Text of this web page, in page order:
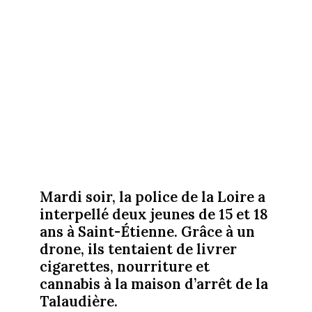
Mardi soir, la police de la Loire a
interpellé deux jeunes de 15 et 18
ans à Saint-Étienne. Grâce à un
drone, ils tentaient de livrer
cigarettes, nourriture et
cannabis à la maison d’arrêt de la
Talaudière.